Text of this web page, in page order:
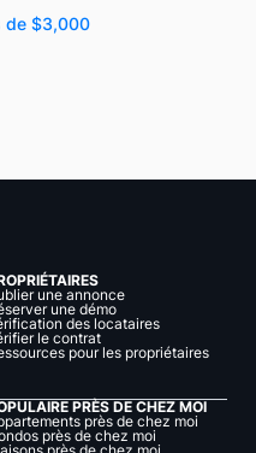
de $3,000
une annonce
une démo
des locataires
le contrat
pour les propriétaires
PRÈS DE CHEZ MOI
près de chez moi
près de chez moi